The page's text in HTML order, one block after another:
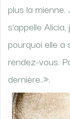
plus la mienne.
s’appelle
pourquoi elle a
rendez-vous.
dernière..».